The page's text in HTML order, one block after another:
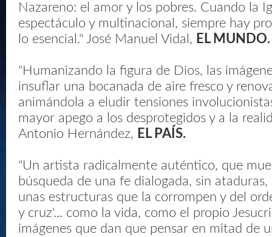
Nazareno: el amor y los pobres. Cuando la
espectáculo y multinacional, siempre hay
lo esencial." José Manuel Vidal, EL MUNDO.
"Humanizando la figura de Dios, las
insuflar una bocanada de aire fresco y
animándola a eludir tensiones
mayor apego a los desprotegidos y a la
Antonio Hernández, EL PAÍS.
"Un artista radicalmente auténtico, que
búsqueda de una fe dialogada, sin
unas estructuras que la corrompen y del
y cruz'... como la vida, como el propio
imágenes que dan que pensar en mitad de